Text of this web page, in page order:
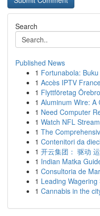
Search
Published News
1 Fortunabola:
1 Accès IPTV
1 Flyttföretag
1 Aluminum Wire: A
1 Need Computer
1 Watch NFL
1 The
1 Contenitori da
1 开云集团： 驱动
1 Indian Matka
1 Consultoria de
1 Leading Wagering
1 Cannabis in the